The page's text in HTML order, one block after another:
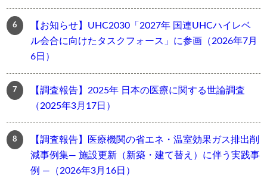
【お知らせ】UHC2030「2027年 国連UHCハイレベ
ル会合に向けたタスクフォース」に参画（2026年7月
6日）
【調査報告】2025年 日本の医療に関する世論調査
（2025年3月17日）
【調査報告】医療機関の省エネ・温室効果ガス排出削
減事例集― 施設更新（新築・建て替え）に伴う実践事
例 ―（2026年3月16日）